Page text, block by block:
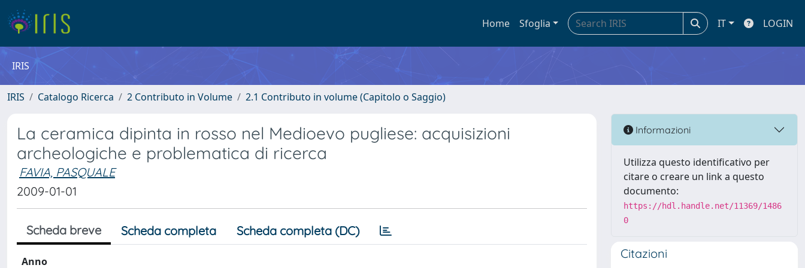
Home Sfoglia IT LOGIN
IRIS
IRIS Catalogo Ricerca 2 Contributo in Volume 2.1 Contributo in volume (Capitolo o Saggio)
La ceramica dipinta in rosso nel Medioevo pugliese: acquisizioni
archeologiche e problematica di ricerca
FAVIA, PASQUALE
2009-01-01
Scheda breve Scheda completa Scheda completa (DC)
Anno
Informazioni
Utilizza questo identificativo per
citare o creare un link a questo
documento:
https://hdl.handle.net/11369/1486
0
Citazioni